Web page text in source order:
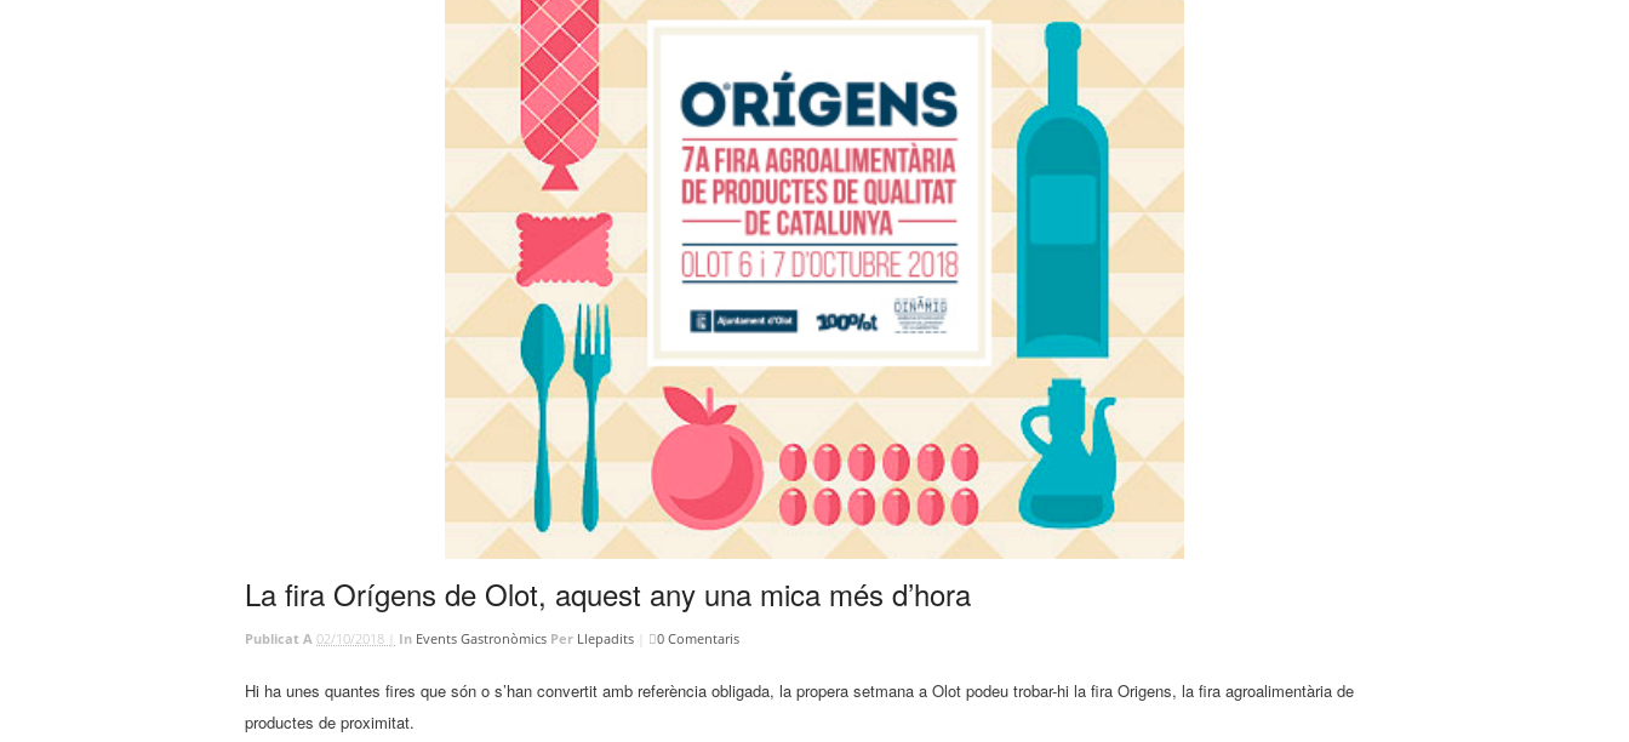
La fira Orígens de Olot, aquest any una mica més d’hora
Publicat A 02/10/2018 | In Events Gastronòmics Per Llepadits 0 Comentaris
Hi ha unes quantes fires que són o s’han convertit amb referència obligada, la propera setmana a Olot podeu trobar-hi la fira Origens, la fira agroalimentària de
productes de proximitat.